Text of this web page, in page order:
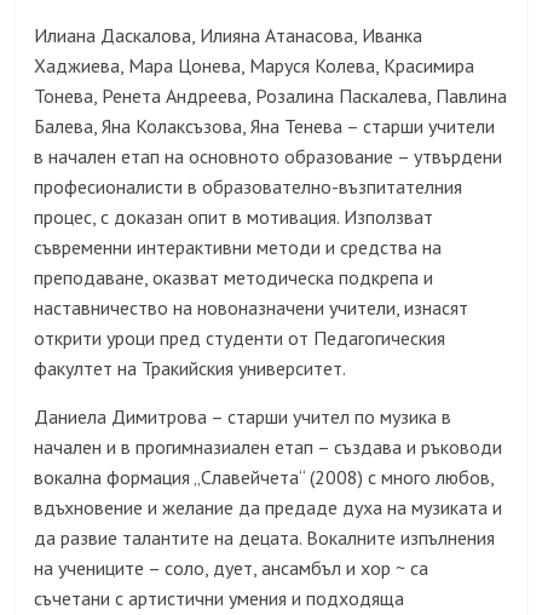
Илиана Даскалова, Илияна Атанасова, Иванка
Хаджиева, Мара Цонева, Маруся Колева, Красимира
Тонева, Ренета Андреева, Розалина Паскалева, Павлина
Балева, Яна Колаксъзова, Яна Тенева – старши учители
в начален етап на основното образование – утвърдени
професионалисти в образователно-възпитателния
процес, с доказан опит в мотивация. Използват
съвременни интерактивни методи и средства на
преподаване, оказват методическа подкрепа и
наставничество на новоназначени учители, изнасят
открити уроци пред студенти от Педагогическия
факултет на Тракийския университет.
Даниела Димитрова – старши учител по музика в
начален и в прогимназиален етап – създава и ръководи
вокална формация „Славейчета“ (2008) с много любов,
вдъхновение и желание да предаде духа на музиката и
да развие талантите на децата. Вокалните изпълнения
на учениците – соло, дует, ансамбъл и хор ~ са
съчетани с артистични умения и подходяща